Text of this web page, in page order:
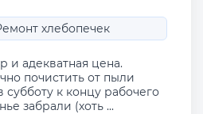
хлебопечек
и адекватная цена.
почистить от пыли
субботу к концу рабочего
забрали (хоть ...